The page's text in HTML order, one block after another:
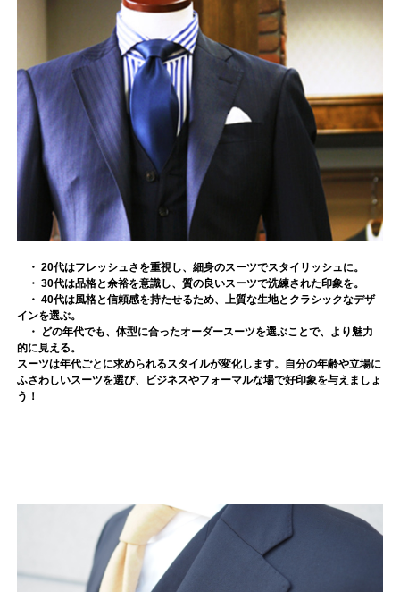
・ 20代はフレッシュさを重視し、細身のスーツでスタイリッシュに。
・ 30代は品格と余裕を意識し、質の良いスーツで洗練された印象を。
・ 40代は風格と信頼感を持たせるため、上質な生地とクラシックなデザ
インを選ぶ。
・ どの年代でも、体型に合ったオーダースーツを選ぶことで、より魅力
的に見える。
スーツは年代ごとに求められるスタイルが変化します。自分の年齢や立場に
ふさわしいスーツを選び、ビジネスやフォーマルな場で好印象を与えましょ
う！